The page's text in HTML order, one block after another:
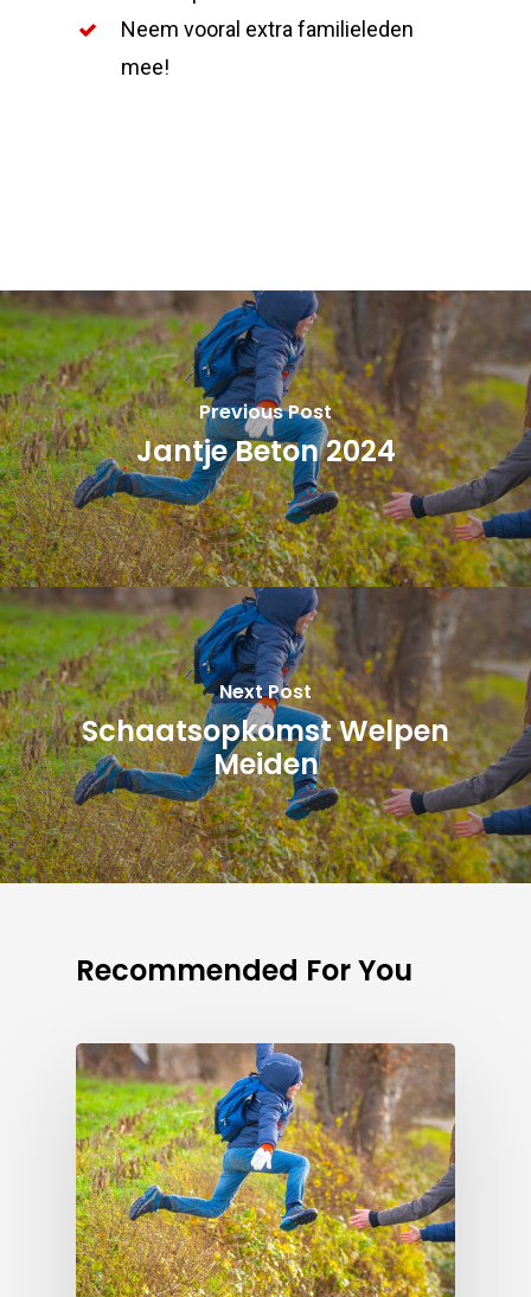
Neem vooral extra familieleden
mee!
Previous Post
Jantje Beton 2024
Next Post
Schaatsopkomst Welpen
Meiden
Recommended For You